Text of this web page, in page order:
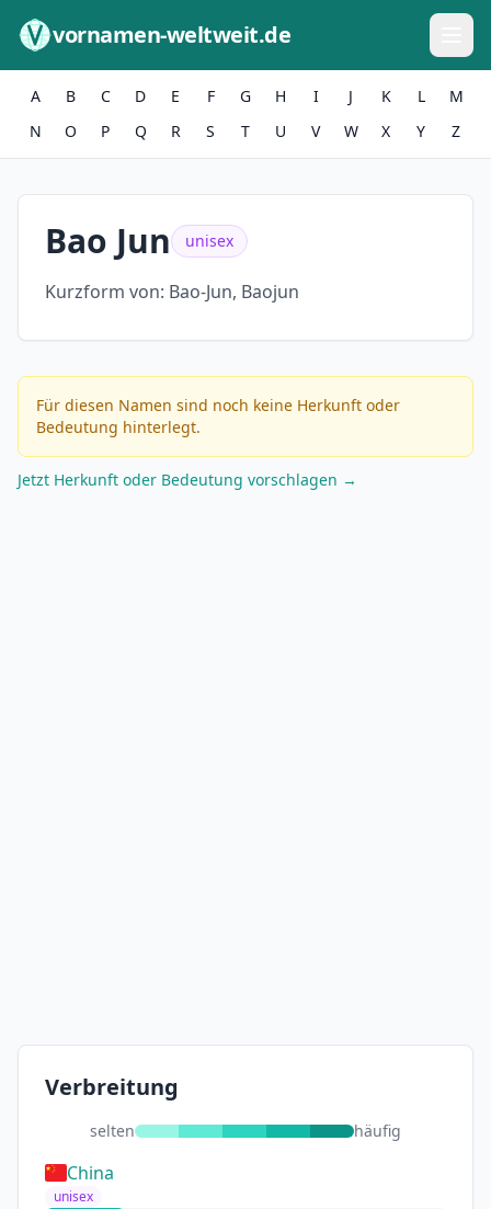
vornamen-weltweit.de
A B C D E F G H I J K L
M
N
O P Q R S T U V W X Y Z
Bao Jun unisex
Kurzform von: Bao-Jun, Baojun
Für diesen Namen sind noch keine Herkunft oder
Bedeutung hinterlegt.
Jetzt Herkunft oder Bedeutung vorschlagen →
Verbreitung
selten häufig
China
unisex